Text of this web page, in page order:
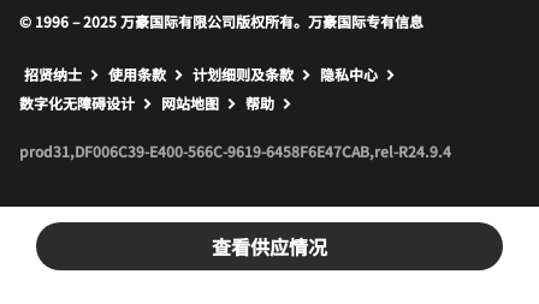
查看供应情况
© 1996 – 2025 万豪国际有限公司版权所有。万豪国际专有信息
招贤纳士 使用条款 计划细则及条款
隐私中心
数字化无障碍设计
网站地图 打开新窗口
帮助
prod31,DF006C39-E400-566C-9619-6458F6E47CAB,rel-R24.9.4